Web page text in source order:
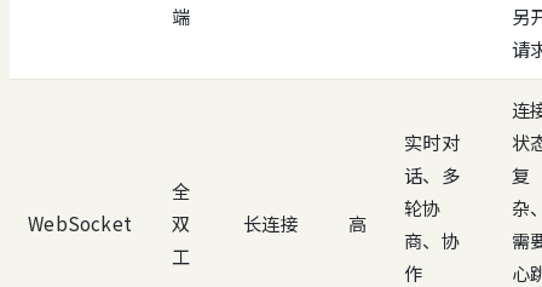
端
另
请
WebSocket
全
双
工
长连接 高
实时对
话、多
轮协
商、协
作
连
状
复
杂
需
心